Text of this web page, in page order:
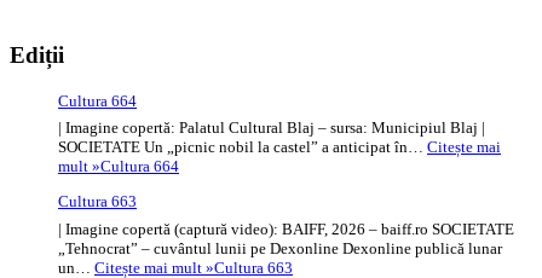
Ediții
Cultura 664
| Imagine copertă: Palatul Cultural Blaj – sursa: Municipiul Blaj |
SOCIETATE Un „picnic nobil la castel” a anticipat în… Citește mai
mult »Cultura 664
Cultura 663
| Imagine copertă (captură video): BAIFF, 2026 – baiff.ro SOCIETATE
„Tehnocrat” – cuvântul lunii pe Dexonline Dexonline publică lunar
un… Citește mai mult »Cultura 663